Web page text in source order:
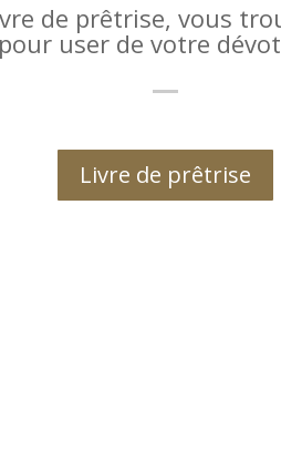
de prêtrise, vous
user de votre
Livre de prêtrise